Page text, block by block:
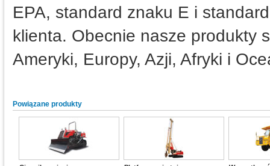
EPA, standard znaku E i
klienta. Obecnie nasze produkty
Ameryki, Europy, Azji, Afryki i
Powiązane produkty